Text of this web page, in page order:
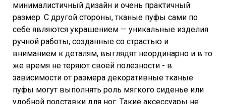
минималистичный дизайн и очень практичный
размер. С другой стороны, тканые пуфы сами по
себе являются украшением — уникальные изделия
ручной работы, созданные со страстью и
вниманием к деталям, выглядят неординарно и в то
же время не теряют своей полезности - в
зависимости от размера декоративные тканые
пуфы могут выполнять роль мягкого сиденье или
удобной подставки для ног. Такие аксессуары не